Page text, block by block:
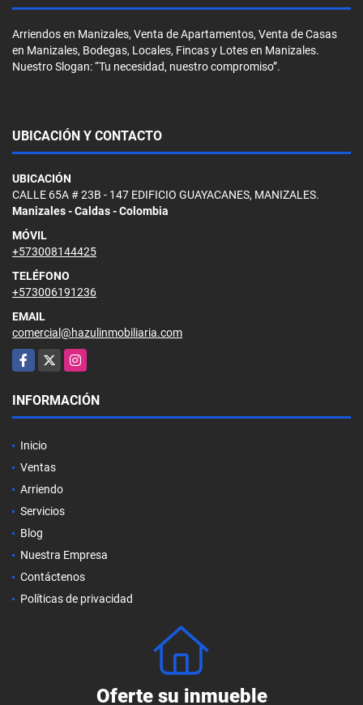
Arriendos en Manizales, Venta de Apartamentos, Venta de Casas
en Manizales, Bodegas, Locales, Fincas y Lotes en Manizales.
Nuestro Slogan: “Tu necesidad, nuestro compromiso”.
UBICACIÓN Y CONTACTO
UBICACIÓN
CALLE 65A # 23B - 147 EDIFICIO GUAYACANES, MANIZALES.
Manizales - Caldas - Colombia
MÓVIL
+573008144425
TELÉFONO
+573006191236
EMAIL
comercial@hazulinmobiliaria.com
Facebook
X Instagram
INFORMACIÓN
Inicio
Ventas
Arriendo
Servicios
Blog
Nuestra Empresa
Contáctenos
Políticas de privacidad
Oferte su inmueble